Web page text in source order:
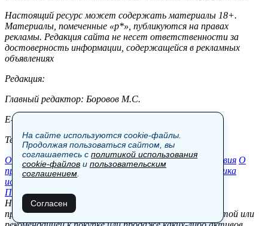
Настоящий ресурс может содержать материалы 18+.
Материалы, помеченные «р*», публикуются на правах
рекламы. Редакция сайта не несет ответственности за
достоверность информации, содержащейся в рекламных
объявлениях
Редакция:
Главный редактор: Боровов М.С.
E-mail: site@vestnik.net, reb.msk@yandex.ru
Тел.: +7 (921) 720-00-97
Общество Экономика Контакты В мире Происшествия О
проекте Шоу-бизнес Политика Пресс-релизы
Политика
использования cookie-файлов
Пользовательское соглашение
Новости, аналитика, прогнозы и другие материалы,
представленные на данном сайте, не являются офертой или
На сайте используются cookie-файлы.
Продолжая пользоваться сайтом, вы
соглашаетесь с политикой использования
cookie-файлов и пользовательским
соглашением
Согласен